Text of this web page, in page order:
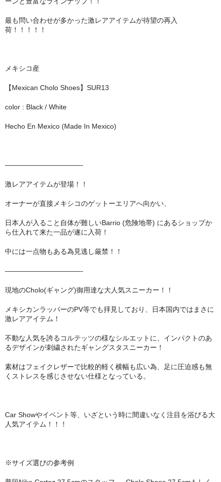
全商品（CD/DVD）
DJ SANTANA
Japanese Rap
MotiveRecords
DVD
グ ッ ズ
全商品
最も問い合わせが多かった激レアアイテムが待望の再入
荷！！！！！
メキシコ産
【Mexican Cholo Shoes】SUR13
color : Black / White
Hecho En Mexico (Made In Mexico)
———————————-
激レアアイテムが登場！！
オーナーが直接メキシコのゲットーエリアへ向かい、
日本人が入ること自体が難しいBarrio (危険地帯) にあるショップか
ら仕入れて来た一品が遂に入荷！
中には一点物もある為見逃し厳禁！！
———————————-
現地のCholo(ギャング)御用達な大人気スニーカー！！
メキシカンラッパーのPV等でも拝見しており、日本国内ではまさに
激レアアイテム！
不動な人気を誇るコルテッツの様なシルエットに、インパクトのあ
るデザインが刺繍されたギャングスタスニーカー！
素材はフェイクレザーで比較的軽く横幅も広い為、足に圧迫感も無
くストレスを感じさせない仕様となっている。
Car Showやイベント等、いざという時に間違いなく注目を浴びる大
人気アイテム！！！
※サイズ選びの参考例